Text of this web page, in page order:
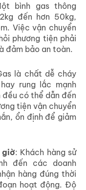
bình gas thông
đến hơn 50kg,
Việc vận chuyển
phương tiện phải
đảm bảo an toàn.
là chất dễ cháy
rung lắc mạnh
có thể dẫn đến
tiện vận chuyển
ổn định để giảm
giờ: Khách hàng sử
đến các doanh
hàng đúng thời
hoạt động. Độ